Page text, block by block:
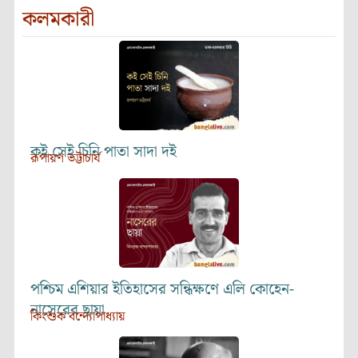
কলমকারী
কই সেই চিনি পাতা সাদা দই
রূপায়ণ ভট্টাচার্য
পশ্চিম এশিয়ার ইতিহাসের সন্ধিক্ষণে এলি কোহেন-
নাসেরের ছায়া
কিংশুক বন্দ্যোপাধ্যায়